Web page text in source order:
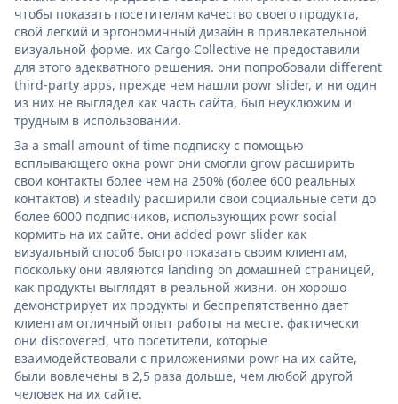
чтобы показать посетителям качество своего продукта,
свой легкий и эргономичный дизайн в привлекательной
визуальной форме. их Cargo Collective не предоставили
для этого адекватного решения. они попробовали different
third-party apps, прежде чем нашли powr slider, и ни один
из них не выглядел как часть сайта, был неуклюжим и
трудным в использовании.
За a small amount of time подписку с помощью
всплывающего окна powr они смогли grow расширить
свои контакты более чем на 250% (более 600 реальных
контактов) и steadily расширили свои социальные сети до
более 6000 подписчиков, использующих powr social
кормить на их сайте. они added powr slider как
визуальный способ быстро показать своим клиентам,
поскольку они являются landing on домашней страницей,
как продукты выглядят в реальной жизни. он хорошо
демонстрирует их продукты и беспрепятственно дает
клиентам отличный опыт работы на месте. фактически
они discovered, что посетители, которые
взаимодействовали с приложениями powr на их сайте,
были вовлечены в 2,5 раза дольше, чем любой другой
человек на их сайте.